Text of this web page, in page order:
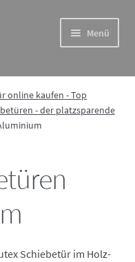
Menü
Drutex-
im
aus Haltbarkeit und
online kaufen - Top
- der platzsparende
Schiebetür im Holz-